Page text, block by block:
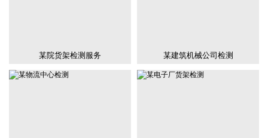
某院货架检测服务 某建筑机械公司检测